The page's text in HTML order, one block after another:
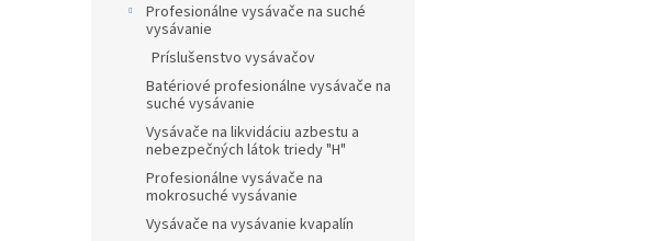
Profesionálne vysávače na suché
vysávanie
Príslušenstvo vysávačov
Batériové profesionálne vysávače na
suché vysávanie
Vysávače na likvidáciu azbestu a
nebezpečných látok triedy "H"
Profesionálne vysávače na
mokrosuché vysávanie
Vysávače na vysávanie kvapalín